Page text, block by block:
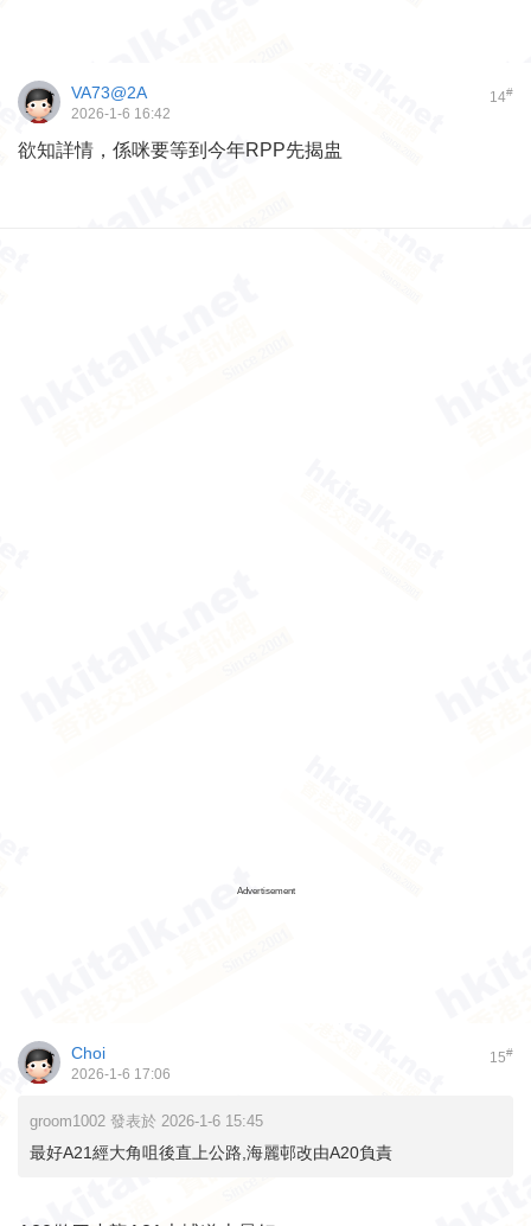
14#
VA73@2A
2026-1-6 16:42
欲知詳情，係咪要等到今年RPP先揭盅
Advertisement
15#
Choi
2026-1-6 17:06
groom1002 發表於 2026-1-6 15:45
最好A21經大角咀後直上公路,海麗邨改由A20負責